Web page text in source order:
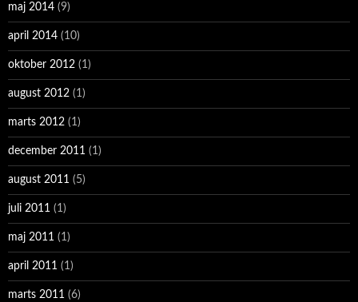
maj 2014 (9)
april 2014 (10)
oktober 2012 (1)
august 2012 (1)
marts 2012 (1)
december 2011 (1)
august 2011 (5)
juli 2011 (1)
maj 2011 (1)
april 2011 (1)
marts 2011 (6)